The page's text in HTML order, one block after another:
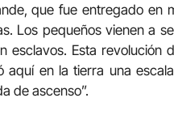
que fue entregado
Los pequeños vienen a
esclavos. Esta
aquí en la tierra una
de ascenso”.